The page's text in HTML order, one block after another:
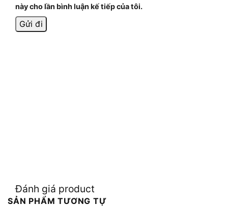
này cho lần bình luận kế tiếp của tôi.
Đánh giá product
SẢN PHẨM TƯƠNG TỰ